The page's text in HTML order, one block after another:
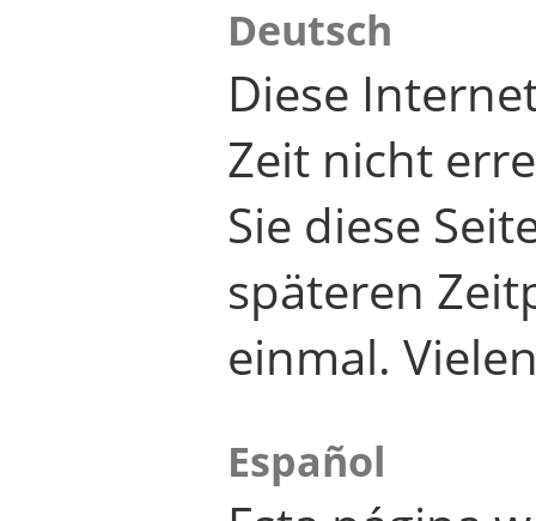
Deutsch
Diese
Zeit nicht
Sie diese
späteren
einmal.
Español